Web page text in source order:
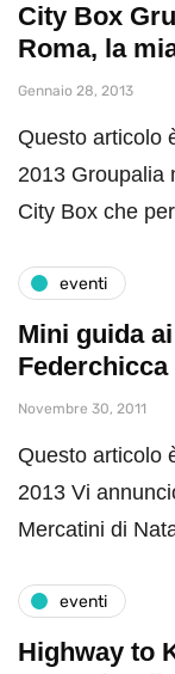
City Box
Roma, la
Gennaio 28, 2013
Questo articolo
2013 Groupalia
City Box che
eventi
Mini guida
Novembre 30, 2011
Questo articolo
2013 Vi
Mercatini di
eventi
Highway to